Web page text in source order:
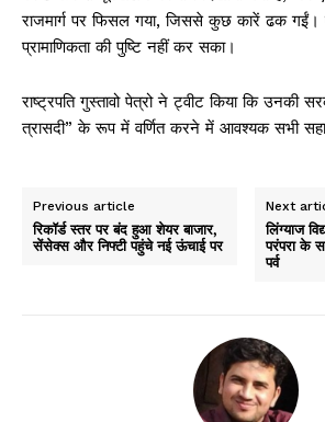
राजमार्ग पर फिसल गया, जिससे कुछ कारें ढक गईं।
प्रामाणिकता की पुष्टि नहीं कर सका।
राष्ट्रपति गुस्तावो पेत्रो ने ट्वीट किया कि उनकी
त्रासदी” के रूप में वर्णित करने में आवश्यक सभी
Previous article
रिकॉर्ड स्तर पर बंद हुआ शेयर बाजार,
सेंसेक्स और निफ्टी पहुंचे नई ऊंचाई पर
Next
लिंग्याज
परंपरा के
पर्व